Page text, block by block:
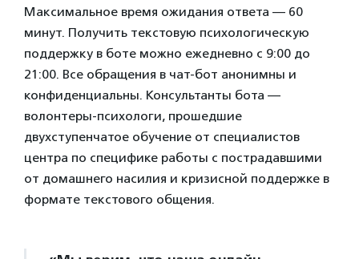
Максимальное время ожидания ответа — 60
минут. Получить текстовую психологическую
поддержку в боте можно ежедневно с 9:00 до
21:00. Все обращения в чат-бот анонимны и
конфиденциальны. Консультанты бота —
волонтеры-психологи, прошедшие
двухступенчатое обучение от специалистов
центра по специфике работы с пострадавшими
от домашнего насилия и кризисной поддержке в
формате текстового общения.